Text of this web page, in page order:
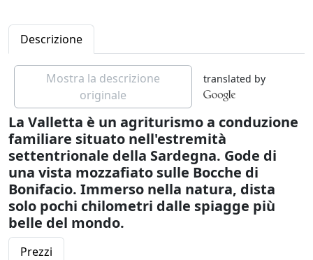
Descrizione
Mostra la descrizione
originale
translated by
La Valletta è un agriturismo a conduzione
familiare situato nell'estremità
settentrionale della Sardegna. Gode di
una vista mozzafiato sulle Bocche di
Bonifacio. Immerso nella natura, dista
solo pochi chilometri dalle spiagge più
belle del mondo.
Prezzi